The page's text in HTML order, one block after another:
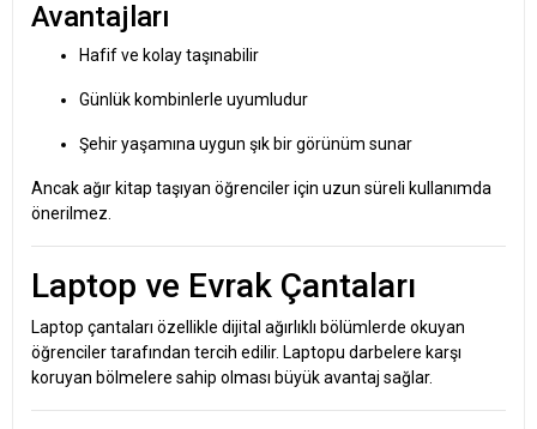
Avantajları
Hafif ve kolay taşınabilir
Günlük kombinlerle uyumludur
Şehir yaşamına uygun şık bir görünüm sunar
Ancak ağır kitap taşıyan öğrenciler için uzun süreli kullanımda
önerilmez.
Laptop ve Evrak Çantaları
Laptop çantaları özellikle dijital ağırlıklı bölümlerde okuyan
öğrenciler tarafından tercih edilir. Laptopu darbelere karşı
koruyan bölmelere sahip olması büyük avantaj sağlar.